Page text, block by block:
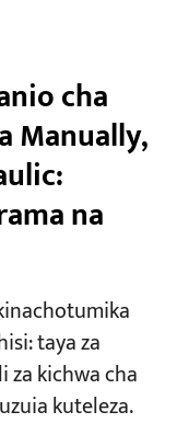
cha
Manually,
na
taya za
za kichwa cha
kuteleza.